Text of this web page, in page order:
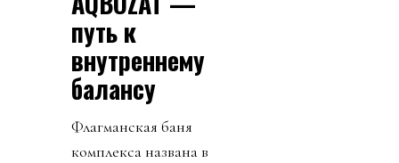
путь к
внутреннему
балансу
Флагманская баня
комплекса названа в